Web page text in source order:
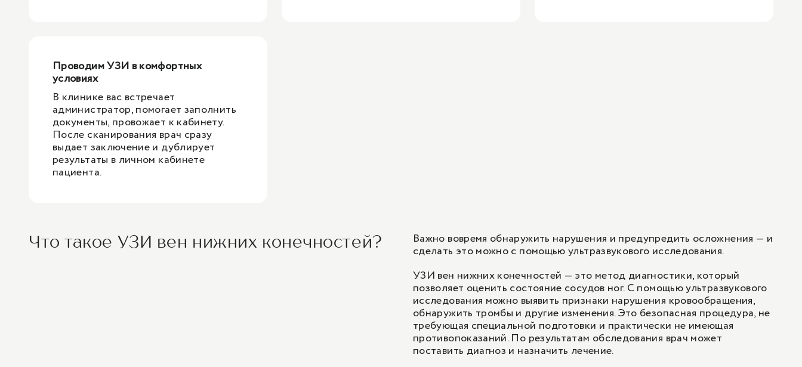
Проводим УЗИ в комфортных
условиях
В клинике вас встречает
администратор, помогает заполнить
документы, провожает к кабинету.
После сканирования врач сразу
выдает заключение и дублирует
результаты в личном кабинете
пациента.
Что такое УЗИ вен нижних конечностей?
Важно вовремя обнаружить нарушения и предупредить осложнения — и
сделать это можно с помощью ультразвукового исследования.
УЗИ вен нижних конечностей — это метод диагностики, который
позволяет оценить состояние сосудов ног. С помощью ультразвукового
исследования можно выявить признаки нарушения кровообращения,
обнаружить тромбы и другие изменения. Это безопасная процедура, не
требующая специальной подготовки и практически не имеющая
противопоказаний. По результатам обследования врач может
поставить диагноз и назначить лечение.